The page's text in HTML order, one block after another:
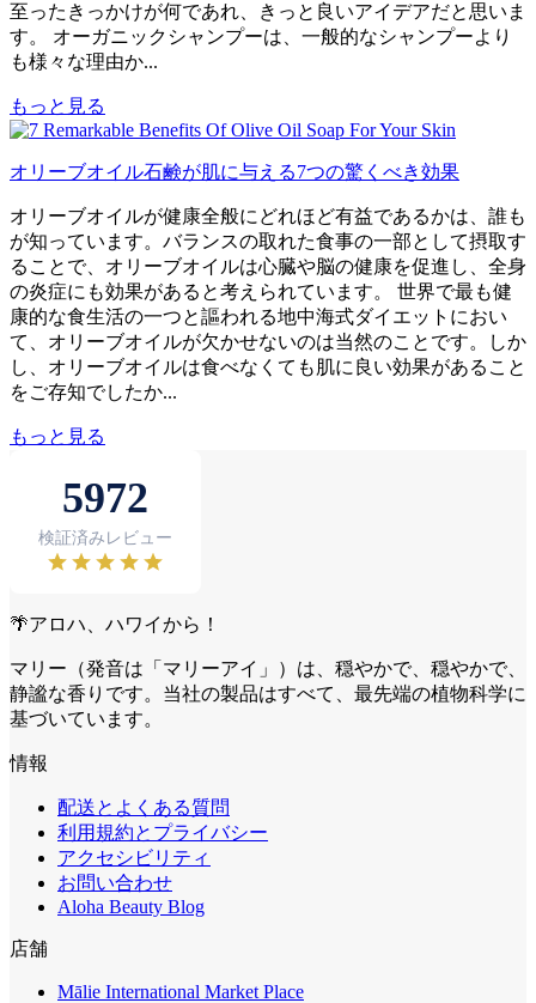
至ったきっかけが何であれ、きっと良いアイデアだと思いま
す。 オーガニックシャンプーは、一般的なシャンプーより
も様々な理由か...
もっと見る
オリーブオイル石鹸が肌に与える7つの驚くべき効果
オリーブオイルが健康全般にどれほど有益であるかは、誰も
が知っています。バランスの取れた食事の一部として摂取す
ることで、オリーブオイルは心臓や脳の健康を促進し、全身
の炎症にも効果があると考えられています。 世界で最も健
康的な食生活の一つと謳われる地中海式ダイエットにおい
て、オリーブオイルが欠かせないのは当然のことです。しか
し、オリーブオイルは食べなくても肌に良い効果があること
をご存知でしたか...
もっと見る
🌴アロハ、ハワイから！
マリー（発音は「マリーアイ」）は、穏やかで、穏やかで、
静謐な香りです。当社の製品はすべて、最先端の植物科学に
基づいています。
情報
配送とよくある質問
利用規約とプライバシー
アクセシビリティ
お問い合わせ
Aloha Beauty Blog
店舗
Mālie International Market Place